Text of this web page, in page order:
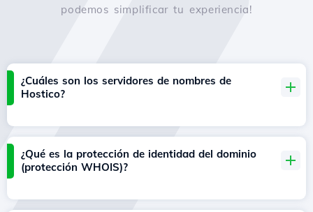
podemos simplificar tu experiencia!
¿Cuáles son los servidores de nombres de
Hostico?
¿Qué es la protección de identidad del dominio
(protección WHOIS)?